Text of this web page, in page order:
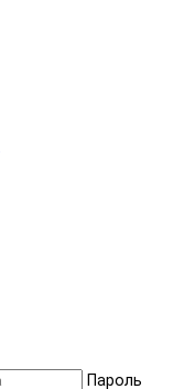
Пароль